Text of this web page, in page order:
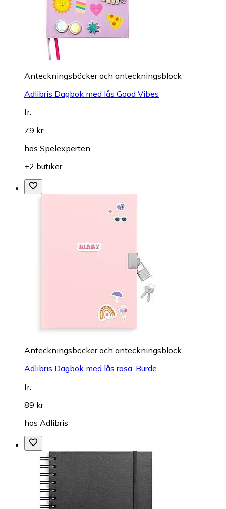
Anteckningsböcker och anteckningsblock
Adlibris Dagbok med lås Good Vibes
fr.
79 kr
hos Spelexperten
+2 butiker
Anteckningsböcker och anteckningsblock
Adlibris Dagbok med lås rosa, Burde
fr.
89 kr
hos Adlibris